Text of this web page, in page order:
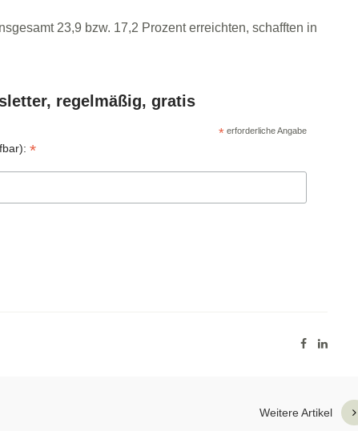
23,9 bzw. 17,2 Prozent erreichten, schafften in
regelmäßig, gratis
* erforderliche Angabe
*
Weitere Artikel